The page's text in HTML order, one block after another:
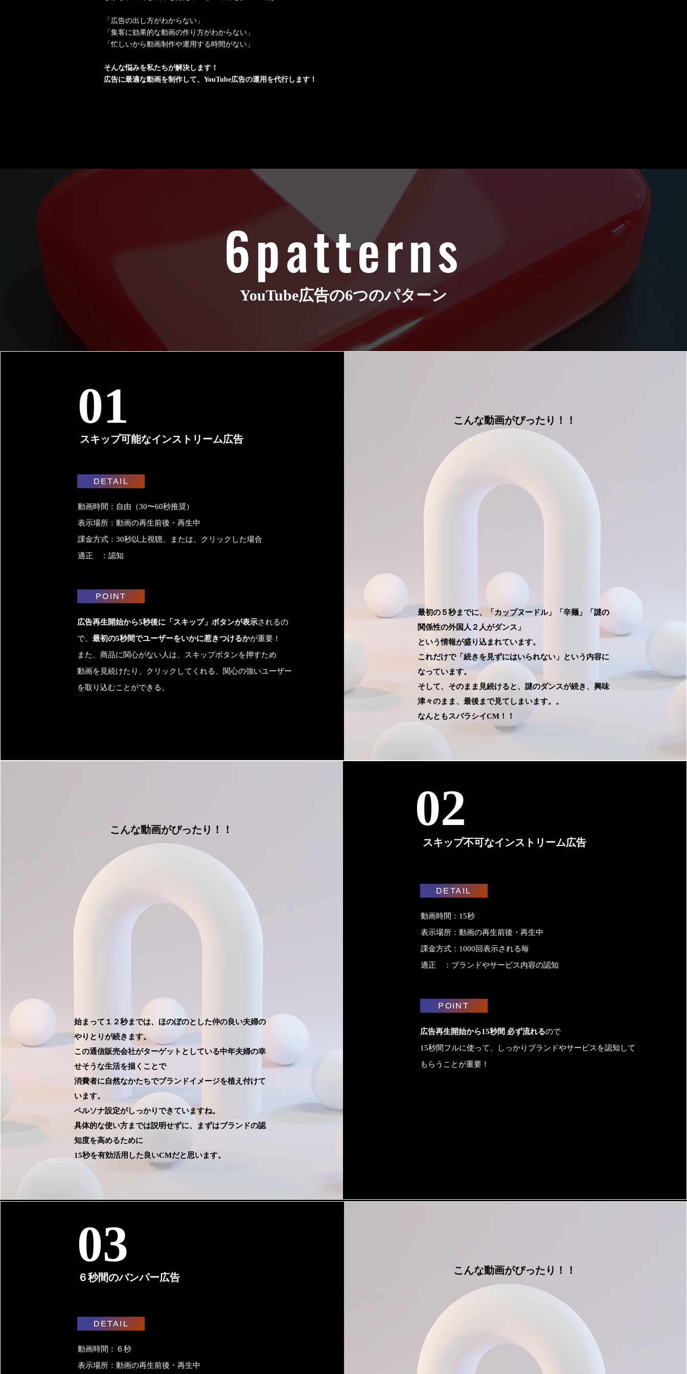
「広告の出し方がわからない」
「集客に効果的な動画の作り方がわからない」
「忙しいから動画制作や運用する時間がない」
そんな悩みを私たちが解決します！
広告に最適な動画を制作して、YouTube広告の運用を代行します！
6patterns
YouTube広告の6つのパターン
スキップ可能なインストリーム広告
DETAIL
動画時間：自由（30〜60秒推奨）
表示場所：動画の再生前後・再生中
課金方式：30秒以上視聴、または、クリックした場合
適正 ：認知
POINT
広告再生開始から5秒後に「スキップ」ボタンが表示されるの
で、最初の5秒間でユーザーをいかに惹きつけるかが重要！
また、商品に関心がない人は、スキップボタンを押すため
動画を見続けたり、クリックしてくれる、関心の強いユーザー
を取り込むことができる。
こんな動画がぴったり！！
最初の５秒までに、「カップヌードル」「辛麺」「謎の
関係性の外国人２人がダンス」
という情報が盛り込まれています。
これだけで「続きを見ずにはいられない」という内容に
なっています。
そして、そのまま見続けると、謎のダンスが続き、興味
津々のまま、最後まで見てしまいます。。
​なんともスバラシイCM！！
スキップ可能なインストリーム広告
01
DETAIL
動画時間：自由（30〜60秒推奨）
表示場所：動画の再生前後・再生中
課金方式：30秒以上視聴、または、クリックした場合
適正 ：認知
POINT
広告再生開始から5秒後に「スキップ」ボタンが表示されるの
で、最初の5秒間でユーザーをいかに惹きつけるかが重要！
また、商品に関心がない人は、スキップボタンを押すため
動画を見続けたり、クリックしてくれる、関心の強いユーザー
を取り込むことができる。
こんな動画がぴったり！！
最初の５秒までに、「カップヌードル」「辛麺」「謎の
関係性の外国人２人がダンス」
という情報が盛り込まれています。
これだけで「続きを見ずにはいられない」という内容に
なっています。
そして、そのまま見続けると、謎のダンスが続き、興味
津々のまま、最後まで見てしまいます。。
​なんともスバラシイCM！！
こんな動画がぴったり！！
始まって１２秒までは、ほのぼのとした仲の良い夫婦の
やりとりが続きます。
この通信販売会社がターゲットとしている中年夫婦の幸
せそうな生活を描くことで
消費者に自然なかたちでブランドイメージを植え付けて
います。
ペルソナ設定がしっかりできていますね。
具体的な使い方までは説明せずに、まずはブランドの認
知度を高めるために
15秒を有効活用した良いCMだと思います。
スキップ不可なインストリーム広告
02
DETAIL
動画時間：15秒
表示場所：動画の再生前後・再生中
課金方式：1000回表示される毎
適正 ：ブランドやサービス内容の認知
POINT
広告再生開始から15秒間 必ず流れるので
15秒間フルに使って、しっかりブランドやサービスを認知して
もらうことが重要！
６秒間のバンパー広告
03
DETAIL
動画時間：６秒
表示場所：動画の再生前後・再生中
こんな動画がぴったり！！